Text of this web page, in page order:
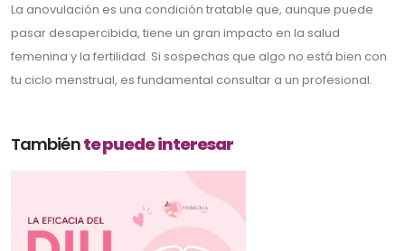
La anovulación es una condición tratable que, aunque puede
pasar desapercibida, tiene un gran impacto en la salud
femenina y la fertilidad. Si sospechas que algo no está bien con
tu ciclo menstrual, es fundamental consultar a un profesional.
Tambiénte puede interesar